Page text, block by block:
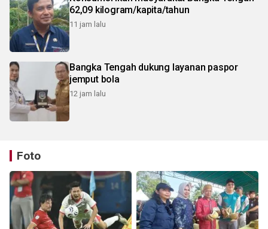
62,09 kilogram/kapita/tahun
11 jam lalu
Bangka Tengah dukung layanan paspor
jemput bola
12 jam lalu
Foto